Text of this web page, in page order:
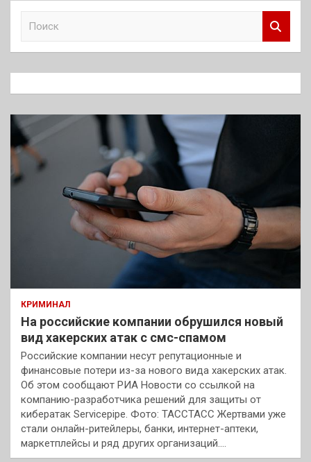
к
КРИМИНАЛ
На российские компании обрушился новый
вид хакерских атак с смс-спамом
Российские компании несут репутационные и
финансовые потери из-за нового вида хакерских атак.
Об этом сообщают РИА Новости со ссылкой на
компанию-разработчика решений для защиты от
кибератак Servicepipe. Фото: ТАССТАСС Жертвами уже
стали онлайн-ритейлеры, банки, интернет-аптеки,
маркетплейсы и ряд других организаций.…